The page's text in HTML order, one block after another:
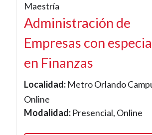
Maestría
Administración de
Empresas con
en Finanzas
Localidad: Metro Orlando
Online
Modalidad: Presencial, Online